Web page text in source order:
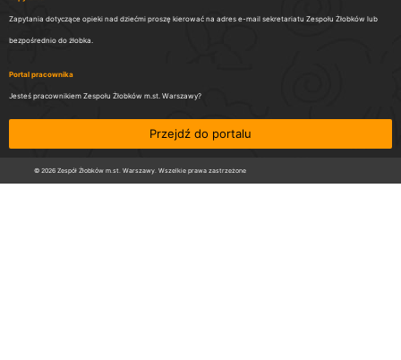
Zapytania dotyczące opieki nad dziećmi proszę kierować na adres e-mail sekretariatu Zespołu Żłobków lub
bezpośrednio do żłobka.
Portal pracownika
Jesteś pracownikiem Zespołu Żłobków m.st. Warszawy?
Przejdź do portalu
© 2026 Zespół Żłobków m.st. Warszawy. Wszelkie prawa zastrzeżone